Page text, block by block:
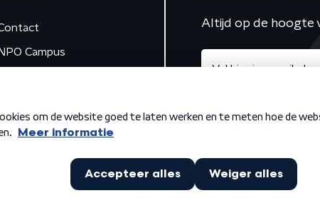
NPO Campus
Altijd op de hoogte